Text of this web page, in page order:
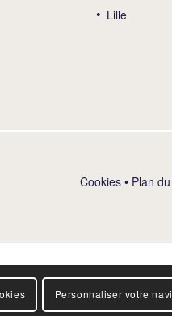
Lille
Cookies • Plan
Personnaliser votre